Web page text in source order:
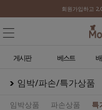
회원가입하고
게시판 베스트
임박/파손/특가상품
임박상품 파손상품 특